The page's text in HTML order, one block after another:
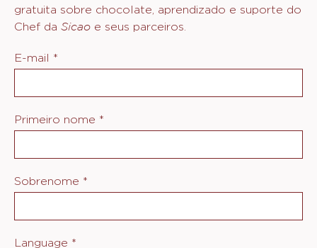
gratuita sobre chocolate, aprendizado e suporte do
Chef da Sicao e seus parceiros.
E-mail *
Primeiro nome *
Sobrenome *
Language *